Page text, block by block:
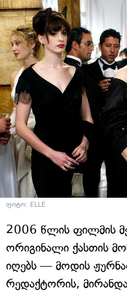
ფოტო: ELLE
2006 წლის ფილმის
ორიგინალი ქასთის
იღებს — მოდის
რედაქტორის,